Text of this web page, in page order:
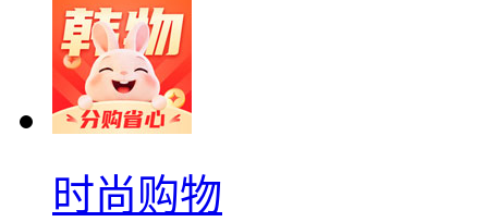
时尚购物